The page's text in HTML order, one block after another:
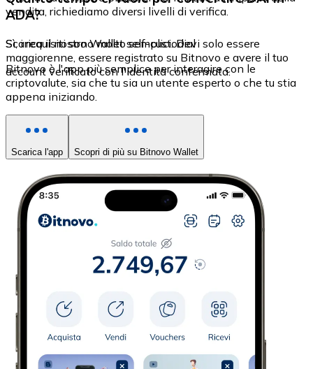
vendita, richiediamo diversi livelli di verifica.
ADA?
Sì, i requisiti sono molto semplici. Devi solo essere
maggiorenne, essere registrato su Bitnovo e avere il tuo
account verificato con l'identità confermata.
Scarica il nostro Wallet self-custodial
Bitnovo è l'app più semplice per interagire con le
criptovalute, sia che tu sia un utente esperto o che tu stia
appena iniziando.
Scarica l'app Scopri di più su Bitnovo Wallet